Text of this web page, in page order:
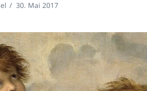
/ 30. Mai 2017